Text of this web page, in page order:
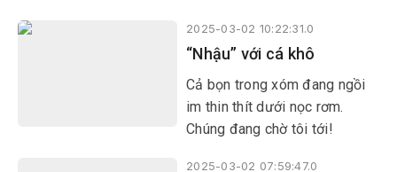
động nữ khi sinh con thứ hai
được kéo dài thời gian nghỉ
thai sản từ 6 tháng lên 7
tháng.
2025-03-02 10:22:31.0
“Nhậu” với cá khô
Cả bọn trong xóm đang ngồi
im thin thít dưới nọc rơm.
Chúng đang chờ tôi tới!
2025-03-02 07:59:47.0